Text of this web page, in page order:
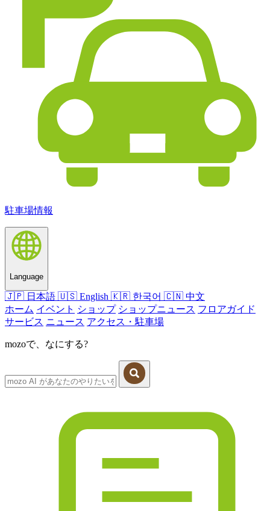
駐車場情報
Language
🇯🇵 日本語 🇺🇸 English 🇰🇷 한국어 🇨🇳 中文
ホーム イベント ショップ ショップニュース フロアガイド
サービス ニュース アクセス・駐車場
mozoで、なにする?